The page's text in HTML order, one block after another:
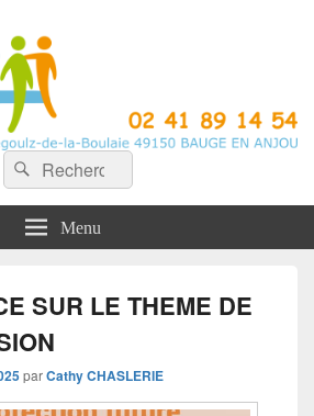
Anjou
Recherche :
Rechercher
Menu
SUR LE THEME DE
parCathy CHASLERIE